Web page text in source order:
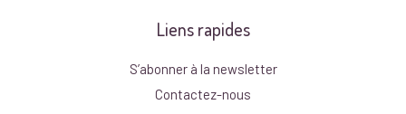
Liens rapides
S’abonner à la newsletter
Contactez-nous